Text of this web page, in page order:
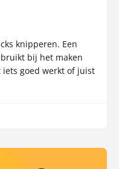
knipperen. Een
bij het maken
iets goed werkt of juist